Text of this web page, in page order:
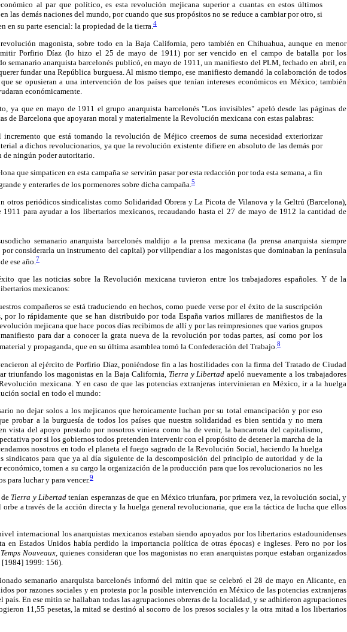
al par que político, es esta revolución mejicana superior a cuantas en estos últimos
las demás naciones del mundo, por cuando que sus propósitos no se reduce a cambiar por otro, si
en su parte esencial: la propiedad de la tierra. 4
revolución magonista, sobre todo en la Baja California, pero también en Chihuahua, aunque en menor
Porfirio Díaz (lo hizo el 25 de mayo de 1911) por ser vencido en el campo de batalla por los
semanario anarquista barcelonés publicó, en mayo de 1911, un manifiesto del PLM, fechado en abril, en
fundar una República burguesa. Al mismo tiempo, ese manifiesto demandó la colaboración de todos
se opusieran a una intervención de los países que tenían intereses económicos en México; también
económicamente.
ya que en mayo de 1911 el grupo anarquista barcelonés "Los invisibles" apeló desde las páginas de
de Barcelona que apoyaran moral y materialmente la Revolución mexicana con estas palabras:
incremento que está tomando la revolución de Méjico creemos de suma necesidad exteriorizar
a dichos revolucionarios, ya que la revolución existente difiere en absoluto de las demás por
de ningún poder autoritario.
que simpaticen en esta campaña se servirán pasar por esta redacción por toda esta semana, a fin
y enterarles de los pormenores sobre dicha campaña. 5
periódicos sindicalistas como Solidaridad Obrera y La Picota de Vilanova y la Geltrú (Barcelona),
para ayudar a los libertarios mexicanos, recaudando hasta el 27 de mayo de 1912 la cantidad de
semanario anarquista barcelonés maldijo a la prensa mexicana (la prensa anarquista siempre
por considerarla un instrumento del capital) por vilipendiar a los magonistas que dominaban la península
ese año. 7
que las noticias sobre la Revolución mexicana tuvieron entre los trabajadores españoles. Y de la
mexicanos:
compañeros se está traduciendo en hechos, como puede verse por el éxito de la suscripción
por lo rápidamente que se han distribuido por toda España varios millares de manifiestos de la
mejicana que hace pocos días recibimos de allí y por las reimpresiones que varios grupos
para dar a conocer la grata nueva de la revolución por todas partes, así como por los
y propaganda, que en su última asamblea tomó la Confederación del Trabajo.8
al ejército de Porfirio Díaz, poniéndose fin a las hostilidades con la firma del Tratado de Ciudad
triunfando los magonistas en la Baja California, Tierra y Libertad apeló nuevamente a los trabajadores
mexicana. Y en caso de que las potencias extranjeras intervinieran en México, ir a la huelga
social en todo el mundo:
no dejar solos a los mejicanos que heroicamente luchan por su total emancipación y por eso
probar a la burguesía de todos los países que nuestra solidaridad es bien sentida y no mera
vista del apoyo prestado por nosotros viniera como ha de venir, la bancarrota del capitalismo,
por si los gobiernos todos pretenden intervenir con el propósito de detener la marcha de la
nosotros en todo el planeta el fuego sagrado de la Revolución Social, haciendo la huelga
sindicatos para que ya al día siguiente de la descomposición del principio de autoridad y de la
económico, tomen a su cargo la organización de la producción para que los revolucionarios no les
para luchar y para vencer.9
Tierra y Libertadtenían esperanzas de que en México triunfara, por primera vez, la revolución social, y
orbe a través de la acción directa y la huelga general revolucionaria, que era la táctica de lucha que ellos
internacional los anarquistas mexicanos estaban siendo apoyados por los libertarios estadounidenses
en Estados Unidos había perdido la importancia política de otras épocas) e ingleses. Pero no por los
Temps Nouveaux, quienes consideran que los magonistas no eran anarquistas porque estaban organizados
[1984] 1999: 156).
semanario anarquista barcelonés informó del mitin que se celebró el 28 de mayo en Alicante, en
por razones sociales y en protesta por la posible intervención en México de las potencias extranjeras
país. En ese mitin se hallaban todas las agrupaciones obreras de la localidad, y se adhirieron agrupaciones
11,55 pesetas, la mitad se destinó al socorro de los presos sociales y la otra mitad a los libertarios